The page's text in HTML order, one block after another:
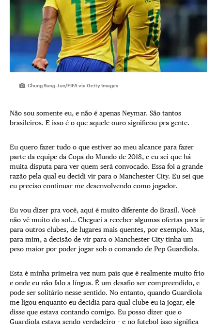
Chung Sung-Jun/FIFA via Getty Images
Não sou somente eu, e não é apenas Neymar. São tantos
brasileiros. E isso é o que aquele ouro significou pra gente.
Eu quero fazer tudo o que estiver ao meu alcance para fazer
parte da equipe da Copa do Mundo de 2018, e eu sei que há
muita disputa para ver quem será convocado. Essa foi a grande
razão pela qual eu decidi vir para o Manchester City. Eu sei que
eu preciso continuar me desenvolvendo como jogador.
Eu vou dizer pra você, aqui é muito diferente do Brasil. Você
não vê muito do sol… Cheguei a receber algumas ofertas para ir
para outros clubes, de lugares mais quentes, por exemplo. Mas,
para mim, a decisão de vir para o Manchester City tinha um
peso maior por poder jogar sob o comando de Pep Guardiola.
Esta é minha primeira vez num país que é realmente muito frio
e onde eu não falo a língua. É um desafio ser compreendido, e
pode ser solitário nesse sentido. No entanto, quando Guardiola
me ligou enquanto eu decidia para qual clube eu ia jogar, ele
disse que estava contando comigo. Eu posso dizer que o
Guardiola estava sendo verdadeiro – e no futebol isso significa